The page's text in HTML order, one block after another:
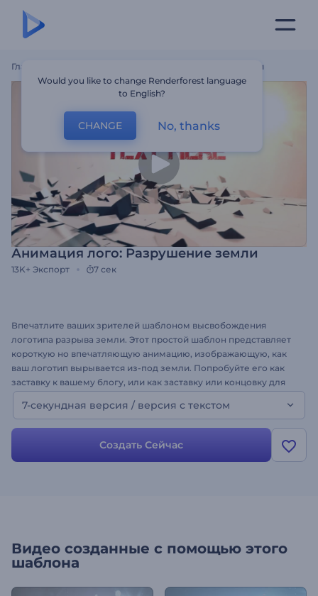
Главная Анимация Лого: Разрушение Земли
Анимация лого: Разрушение земли
13K+ Экспорт 7 сек
Впечатлите ваших зрителей шаблоном высвобождения
логотипа разрыва земли. Этот простой шаблон представляет
короткую но впечатляющую анимацию, изображающую, как
ваш логотип вырывается из-под земли. Попробуйте его как
заставку к вашему блогу, или как заставку или концовку для
вашего канала или независимого кино-проекта. Просто
напишите текст, загрузите логотип и получите видеозаставку
7-секундная версия / версия с текстом
Создать Сейчас
Видео созданные с помощью этого
шаблона
Would you like to change Renderforest language
to English?
CHANGE No, thanks